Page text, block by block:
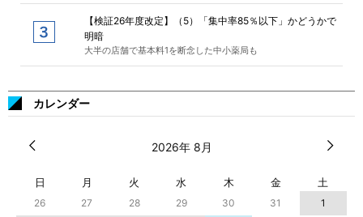
【検証26年度改定】（5）「集中率85％以下」かどうかで
明暗
大半の店舗で基本料1を断念した中小薬局も
カレンダー
2026年 8月
日 月 火 水 木 金 土
26 27 28 29 30 31
1